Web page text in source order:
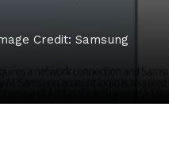
Credit: Samsung